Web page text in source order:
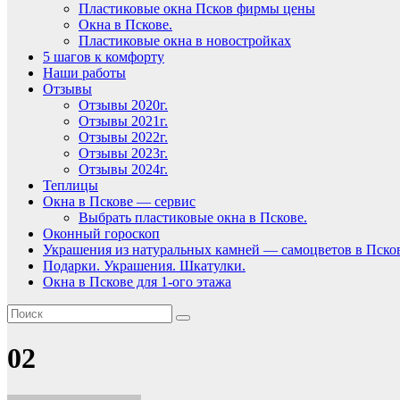
Пластиковые окна Псков фирмы цены
Окна в Пскове.
Пластиковые окна в новостройках
5 шагов к комфорту
Наши работы
Отзывы
Отзывы 2020г.
Отзывы 2021г.
Отзывы 2022г.
Отзывы 2023г.
Отзывы 2024г.
Теплицы
Окна в Пскове — сервис
Выбрать пластиковые окна в Пскове.
Оконный гороскоп
Украшения из натуральных камней — самоцветов в
Подарки. Украшения. Шкатулки.
Окна в Пскове для 1-ого этажа
02